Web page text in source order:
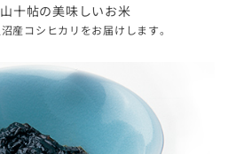
十帖の美味しいお米
産コシヒカリをお届けします。